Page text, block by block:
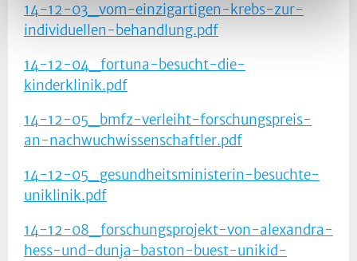
14-12-03_vom-einzigartigen-krebs-zur-
individuellen-behandlung.pdf
14-12-04_fortuna-besucht-die-
kinderklinik.pdf
14-12-05_bmfz-verleiht-forschungspreis-
an-nachwuchwissenschaftler.pdf
14-12-05_gesundheitsministerin-besuchte-
uniklinik.pdf
14-12-08_forschungsprojekt-von-alexandra-
hess-und-dunja-baston-buest-unikid-